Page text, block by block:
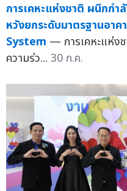
การเคหะแห่งชาติ ผนึกกำ
หวังยกระดับมาตรฐานอา
System — การเคหะแห่ง
ความร่ว... 30 ก.ค.